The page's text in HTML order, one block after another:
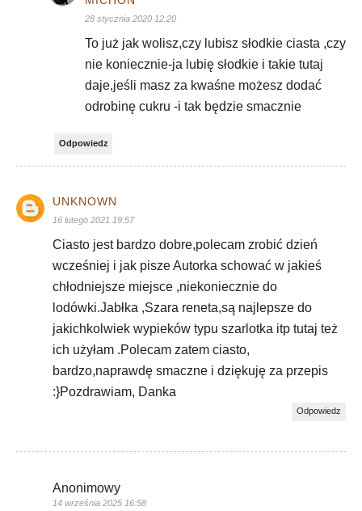
28 stycznia 2020 12:20
To już jak wolisz,czy lubisz słodkie ciasta ,czy
nie koniecznie-ja lubię słodkie i takie tutaj
daje,jeśli masz za kwaśne możesz dodać
odrobinę cukru -i tak będzie smacznie
Odpowiedz
UNKNOWN
16 lutego 2021 19:57
Ciasto jest bardzo dobre,polecam zrobić dzień
wcześniej i jak pisze Autorka schować w jakieś
chłodniejsze miejsce ,niekoniecznie do
lodówki.Jabłka ,Szara reneta,są najlepsze do
jakichkolwiek wypieków typu szarlotka itp tutaj też
ich użyłam .Polecam zatem ciasto,
bardzo,naprawdę smaczne i dziękuję za przepis
:}Pozdrawiam, Danka
Odpowiedz
Anonimowy
14 września 2025 16:58